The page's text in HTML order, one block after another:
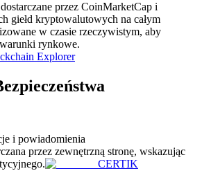
zysków i prowizjami z kopiowania
przez CoinMarketCap i
giełd kryptowalutowych na całym
w czasie rzeczywistym, aby
rynkowe.
Explorer
i powiadomienia
przez zewnętrzną stronę, wskazując
CERTIK